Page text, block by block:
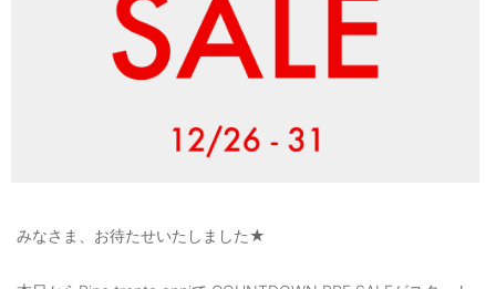
OUTERS : アウター
OUTLET : アウトレット
LADIES : レディース
みなさま、お待たせいたしました★